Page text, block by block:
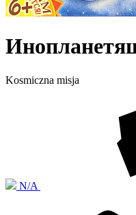
Kosmiczna misja
N/A